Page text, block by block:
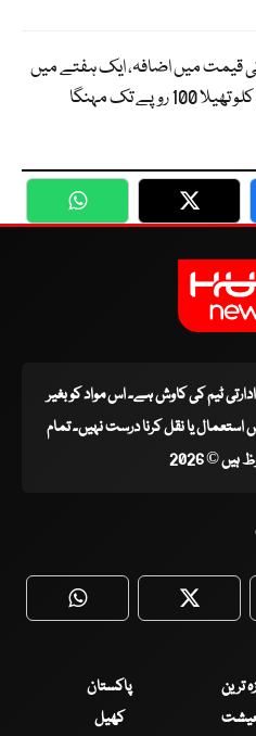
قیمت میں اضافہ، ایک ہفتے میں
WhatsApp Twitter
ادارتی ٹیم کی کاوش ہے۔ اس مواد کو بغیر
یا نقل کرنا درست نہیں۔ تمام
© 2026
WhatsApp Twitter
ترین
پاکستان
کھیل